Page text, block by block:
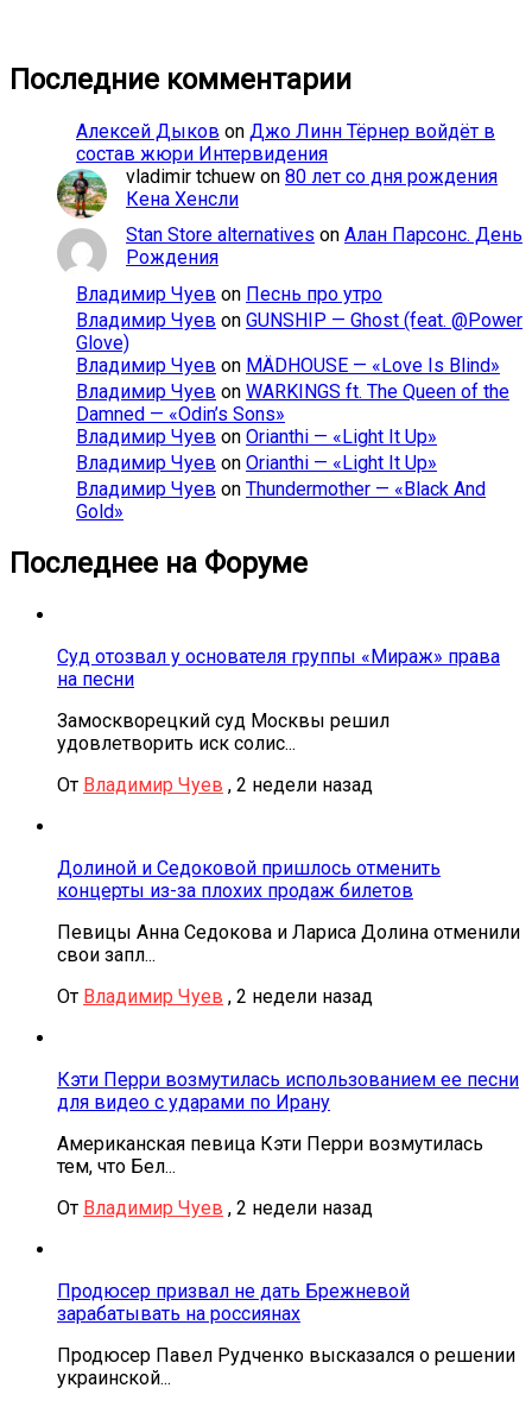
Последние комментарии
Алексей Дыков on Джо Линн Тёрнер войдёт в
состав жюри Интервидения
vladimir tchuew on 80 лет со дня рождения
Кена Хенсли
Stan Store alternatives on Алан Парсонс. День
Рождения
Владимир Чуев on Песнь про утро
Владимир Чуев on GUNSHIP — Ghost (feat. @Power
Glove)
Владимир Чуев on MÄDHOUSE — «Love Is Blind»
Владимир Чуев on WARKINGS ft. The Queen of the
Damned — «Odin’s Sons»
Владимир Чуев on Orianthi — «Light It Up»
Владимир Чуев on Orianthi — «Light It Up»
Владимир Чуев on Thundermother — «Black And
Gold»
Последнее на Форуме
Суд отозвал у основателя группы «Мираж» права
на песни
Замоскворецкий суд Москвы решил
удовлетворить иск солис...
От Владимир Чуев , 2 недели назад
Долиной и Седоковой пришлось отменить
концерты из-за плохих продаж билетов
Певицы Анна Седокова и Лариса Долина отменили
свои запл...
От Владимир Чуев , 2 недели назад
Кэти Перри возмутилась использованием ее песни
для видео с ударами по Ирану
Американская певица Кэти Перри возмутилась
тем, что Бел...
От Владимир Чуев , 2 недели назад
Продюсер призвал не дать Брежневой
зарабатывать на россиянах
Продюсер Павел Рудченко высказался о решении
украинской...